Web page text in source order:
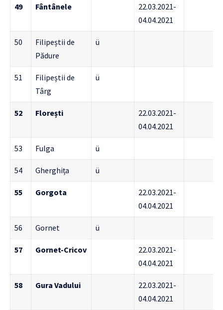
49 Fântânele
22.03.2021-
04.04.2021
50
Filipeștii de
Pădure
ü
51
Filipeștii de
Târg
ü
52 Florești
22.03.2021-
04.04.2021
53 Fulga ü
54 Gherghița ü
55 Gorgota
22.03.2021-
04.04.2021
56 Gornet ü
57 Gornet-Cricov
22.03.2021-
04.04.2021
58 Gura Vadului
22.03.2021-
04.04.2021